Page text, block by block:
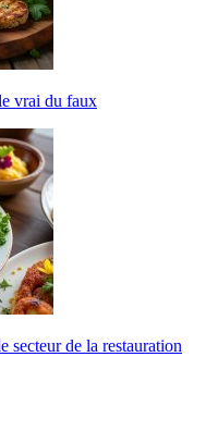
vrai du faux
secteur de la restauration